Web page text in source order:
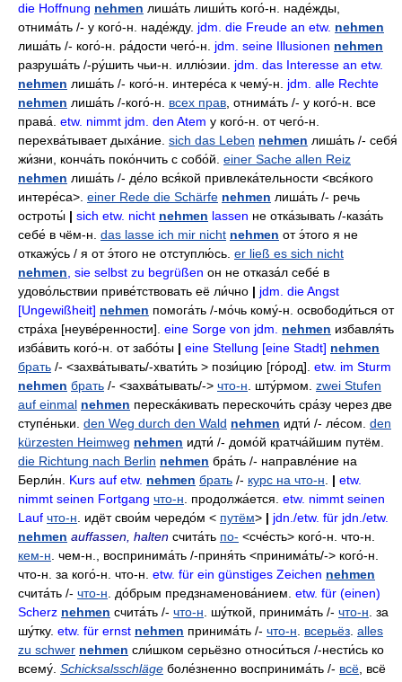
die Hoffnung nehmen лиша́ть лиши́ть кого́-н наде́жды
отнима́ть /- у кого́-н наде́жду. jdm. die Freude an etw. nehmen
лиша́ть /- кого́-н ра́дости чего́-н jdm. seine Illusionen nehmen
разруша́ть /-ру́шить чьи-н иллю́зии
jdm. das Interesse an etw.
nehmen лиша́ть /- кого́-н интере́са к чему́-н
jdm. alle Rechte
nehmen лиша́ть /-кого́-н всех прав отнима́ть /- у кого́-н
все
права́ etw. nimmt jdm. den Atem у кого́-н от чего́-н
перехва́тывает дыха́ние sich das Leben nehmen лиша́ть /- себя́
жи́зни
конча́ть поко́нчить с собо́й einer Sache allen Reiz
nehmen лиша́ть /- де́ло вся́кой привлека́тельности <вся́кого
интере́са>. einer Rede die Schärfe nehmen лиша́ть /- речь
остроты́ | sich etw. nicht nehmen lassen не отка́зывать /-каза́ть
себе́ в чём-н das lasse ich mir nicht nehmen от э́того я не
откажу́сь / я от э́того не отступлю́сь er ließ es sich nicht
nehmen , sie selbst zu begrüßen он не отказа́л себе́ в
удово́льствии приве́тствовать её ли́чно | jdm. die Angst
[Ungewißheit] nehmen помога́ть /-мо́чь кому́-н освободи́ться от
стра́ха [неуве́ренности]. eine Sorge von jdm. nehmen избавля́ть
изба́вить кого́-н от забо́ты | eine Stellung [eine Stadt] nehmen
брать /- <захва́тывать/-хвати́ть > пози́цию [го́род]. etw. im Sturm
nehmen брать /- <захва́тывать/-> что-н шту́рмом zwei Stufen
auf einmal nehmen переска́кивать перескочи́ть сра́зу через две
ступе́ньки den Weg durch den Wald nehmen идти́ /- ле́сом den
kürzesten Heimweg nehmen идти́ /- домо́й кратча́йшим путём
die Richtung nach Berlin nehmen бра́ть /- направле́ние на
Берли́н
Kurs auf etw. nehmen брать /- курс на что-н | etw.
nimmt seinen Fortgang что-н продолжа́ется etw. nimmt seinen
Lauf что-н идёт свои́м чередо́м < путём> | jdn./etw. für jdn./etw.
nehmen auffassen, halten счита́ть по- <сче́сть> кого́-н . что-н.
кем-н . чем-н., воспринима́ть /-приня́ть <принима́ть/-> кого́-н
что-н. за кого́-н . что-н. etw. für ein günstiges Zeichen nehmen
счита́ть /- что-н до́брым предзнаменова́нием etw. für (einen)
Scherz nehmen счита́ть /- что-н шу́ткой принима́ть /- что-н за
шу́тку. etw. für ernst nehmen принима́ть /- что-н всерьёз alles
zu schwer nehmen сли́шком серьёзно относи́ться /-нести́сь ко
всему́ Schicksalsschläge боле́зненно воспринима́ть /- всё всё